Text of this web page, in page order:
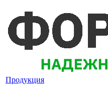
Продукция